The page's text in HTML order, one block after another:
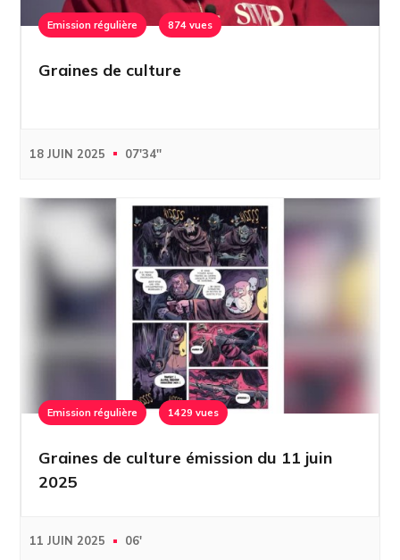
Emission régulière 874 vues
Graines de culture
18 JUIN 2025 07'34''
Emission régulière 1429 vues
Graines de culture émission du 11 juin
2025
11 JUIN 2025 06'